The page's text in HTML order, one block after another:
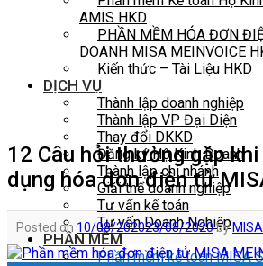
AMIS HKD
PHẦN MỀM HÓA ĐƠN
DOANH MISA MEINVOICE
Kiến thức – Tài Liệu HKD
DỊCH VỤ
Thành lập doanh nghiệp
Thành lập VP Đại Diện
Thay đổi DKKD
Đăng ký Hộ Kinh Doanh
Thành lập chi nhánh
Giải thể doanh nghiệp
Tư vấn kế toán
Tư vấn Doanh Nghiệp
PHẦN MỀM
Phần mềm kế toán MISA
12 Câu hỏi thường gặp
dụng hóa đơn điện tử
Posted on 10/08/202023/08/2020byMISA